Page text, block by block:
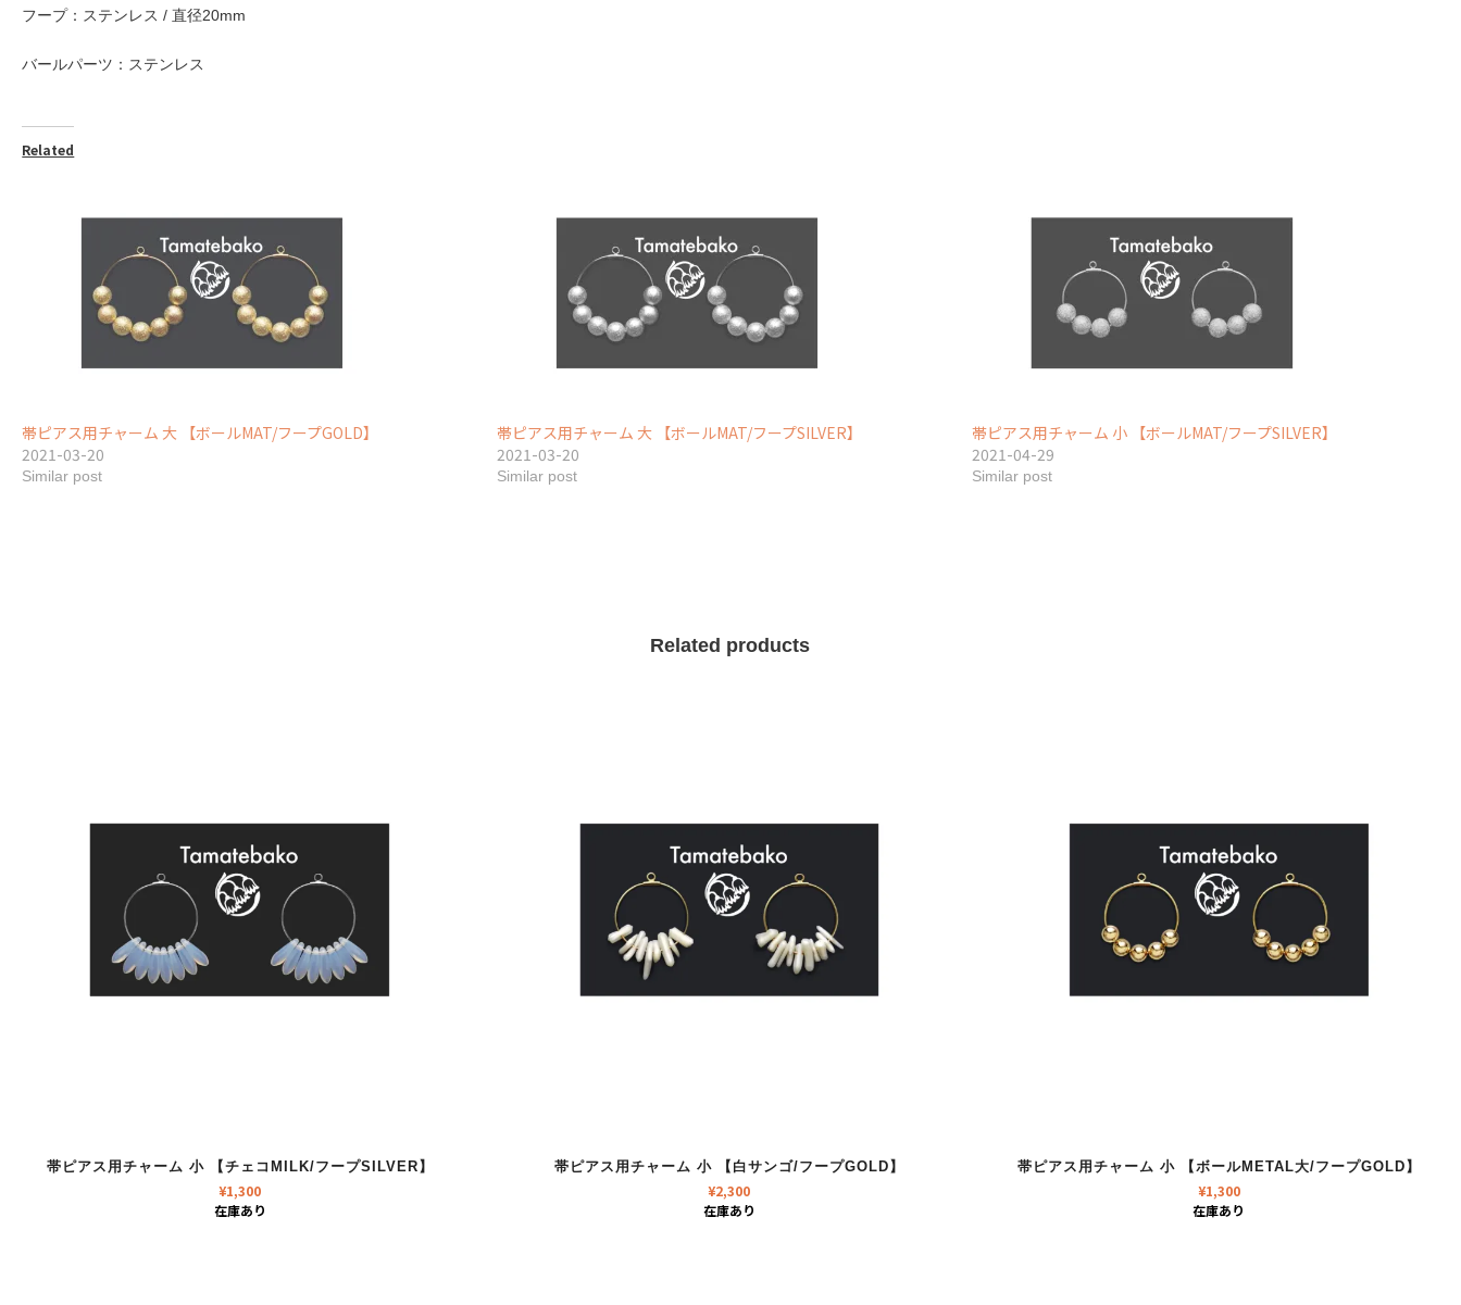
フープ：ステンレス / 直径20mm
バールパーツ：ステンレス
Related
帯ピアス用チャーム 大 【ボールMAT/フープGOLD】
2021-03-20
Similar post
帯ピアス用チャーム 大 【ボールMAT/フープSILVER】
2021-03-20
Similar post
帯ピアス用チャーム 小 【ボールMAT/フープSILVER】
2021-04-29
Similar post
Related products
帯ピアス用チャーム 小 【チェコMILK/フープSILVER】
¥1,300
在庫あり
帯ピアス用チャーム 小 【白サンゴ/フープGOLD】
¥2,300
在庫あり
帯ピアス用チャーム 小 【ボールMETAL大/フープGOLD】
¥1,300
在庫あり